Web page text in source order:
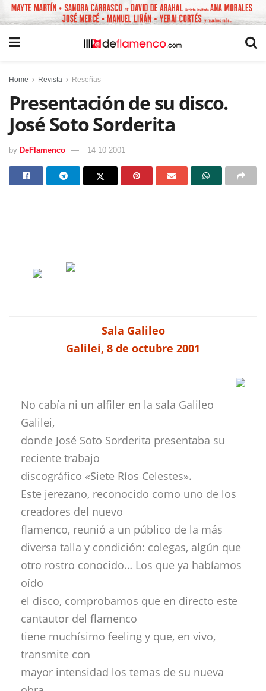
Home Revista Reseñas
Presentación de su disco.
José Soto Sorderita
by DeFlamenco 14 10 2001
Sala Galileo
Galilei, 8 de octubre 2001
No cabía ni un alfiler en la sala Galileo
Galilei,
donde José Soto Sorderita presentaba su
reciente trabajo
discográfico «Siete Ríos Celestes».
Este jerezano, reconocido como uno de los
creadores del nuevo
flamenco, reunió a un público de la más
diversa talla y condición: colegas, algún que
otro rostro conocido… Los que ya habíamos
oído
el disco, comprobamos que en directo este
cantautor del flamenco
tiene muchísimo feeling y que, en vivo,
transmite con
mayor intensidad los temas de su nueva